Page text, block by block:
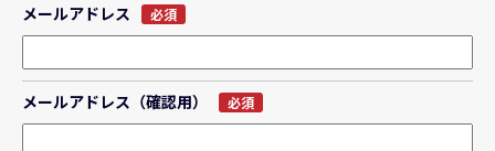
メールアドレス 必須
メールアドレス（確認用） 必須